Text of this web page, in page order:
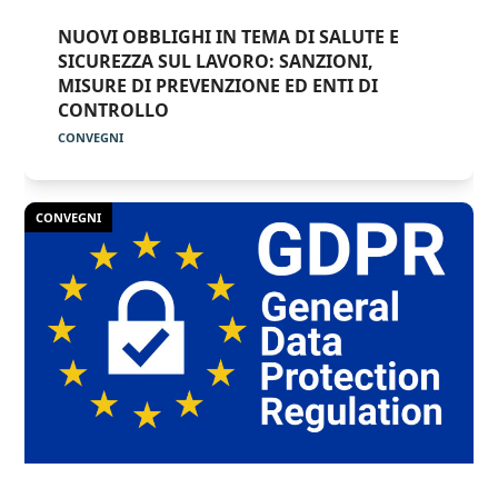
NUOVI OBBLIGHI IN TEMA DI SALUTE E
SICUREZZA SUL LAVORO: SANZIONI,
MISURE DI PREVENZIONE ED ENTI DI
CONTROLLO
CONVEGNI
CONVEGNI